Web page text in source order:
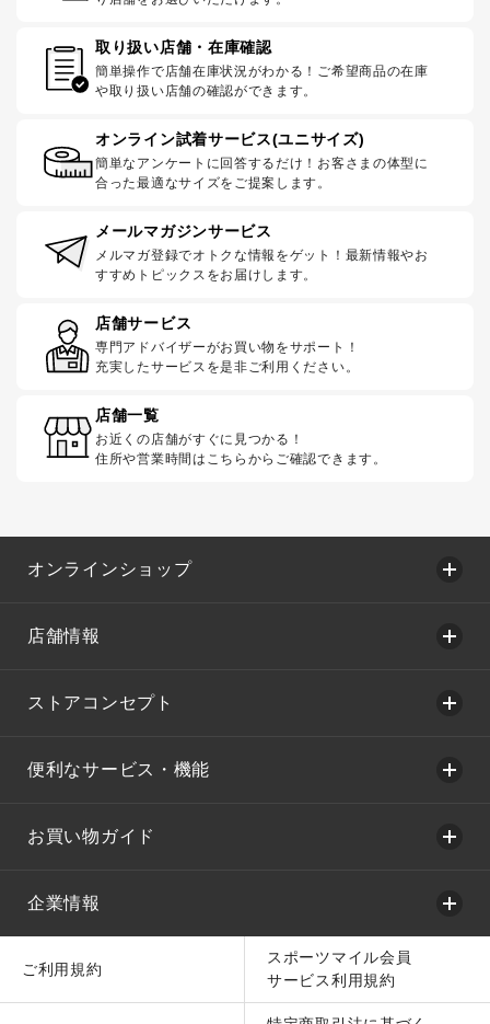
取り扱い店舗・在庫確認
簡単操作で店舗在庫状況がわかる！ご希望商品の在庫
や取り扱い店舗の確認ができます。
オンライン試着サービス(ユニサイズ)
簡単なアンケートに回答するだけ！お客さまの体型に
合った最適なサイズをご提案します。
メールマガジンサービス
メルマガ登録でオトクな情報をゲット！最新情報やお
すすめトピックスをお届けします。
店舗サービス
専門アドバイザーがお買い物をサポート！
充実したサービスを是非ご利用ください。
店舗一覧
お近くの店舗がすぐに見つかる！
住所や営業時間はこちらからご確認できます。
オンラインショップ
店舗情報
ストアコンセプト
便利なサービス・機能
お買い物ガイド
企業情報
ご利用規約
スポーツマイル会員
サービス利用規約